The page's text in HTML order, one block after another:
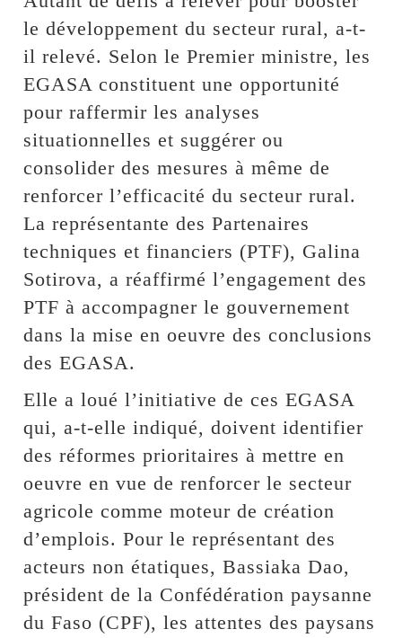
le développement du secteur rural, a-t-
il relevé. Selon le Premier ministre, les
EGASA constituent une opportunité
pour raffermir les analyses
situationnelles et suggérer ou
consolider des mesures à même de
renforcer l’efficacité du secteur rural.
La représentante des Partenaires
techniques et financiers (PTF), Galina
Sotirova, a réaffirmé l’engagement des
PTF à accompagner le gouvernement
dans la mise en oeuvre des conclusions
des EGASA.
Elle a loué l’initiative de ces EGASA
qui, a-t-elle indiqué, doivent identifier
des réformes prioritaires à mettre en
oeuvre en vue de renforcer le secteur
agricole comme moteur de création
d’emplois. Pour le représentant des
acteurs non étatiques, Bassiaka Dao,
président de la Confédération paysanne
du Faso (CPF), les attentes des paysans